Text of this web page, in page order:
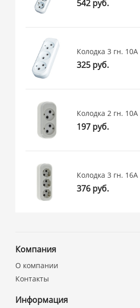
542 руб.
Колодка 3 гн.
325 руб.
Колодка 2 гн.
197 руб.
Колодка 3 гн. 16А
376 руб.
Компания
О компании
Контакты
Информация